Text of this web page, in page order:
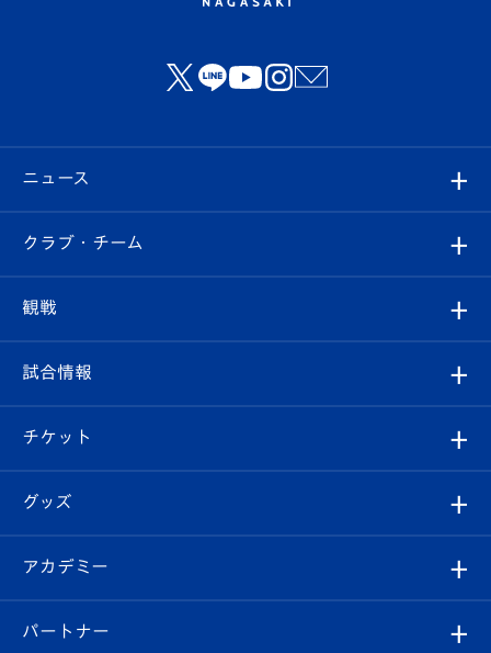
ニュース
すべて
クラブ
試合情報
チケット
イベント
メディア
クラブ・チーム
クラブ概要
エンブレム紹介
スタッフプロフィール
マスコット紹介
観戦
観戦ルール
はじめての観戦ガイド
Revive Team
ヴィヴィくんの長崎おもてなしガイド
試合情報
試合日程/結果
フォトギャラリー
スタジアムグルメ
チケット
チケット
V-LOVERS（ファンクラブ）
グッズ
オンラインショップ
アカデミー
育成からのお知らせ
パートナー